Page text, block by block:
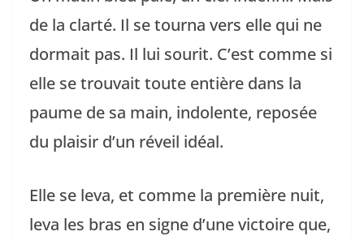
de la clarté. Il se tourna vers elle qui ne
dormait pas. Il lui sourit. C’est comme si
elle se trouvait toute entière dans la
paume de sa main, indolente, reposée
du plaisir d’un réveil idéal.
Elle se leva, et comme la première nuit,
leva les bras en signe d’une victoire que,